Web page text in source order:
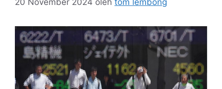
20 November 2024 oleh tom lembong